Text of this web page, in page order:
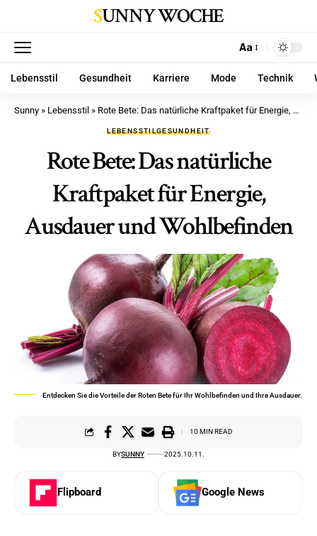
SUNNY WOCHE
Aa
Lebensstil Gesundheit Karriere Mode Technik
Sunny » Lebensstil » Rote Bete: Das natürliche Kraftpaket für Energie, Ausdauer und Wohlbefinden
LEBENSSTILGESUNDHEIT
Rote Bete: Das natürliche
Kraftpaket für Energie,
Ausdauer und Wohlbefinden
Entdecken Sie die Vorteile der Roten Bete für Ihr Wohlbefinden und Ihre Ausdauer.
BYSUNNY 2025.10.11.
10 MIN READ
Flipboard Google News